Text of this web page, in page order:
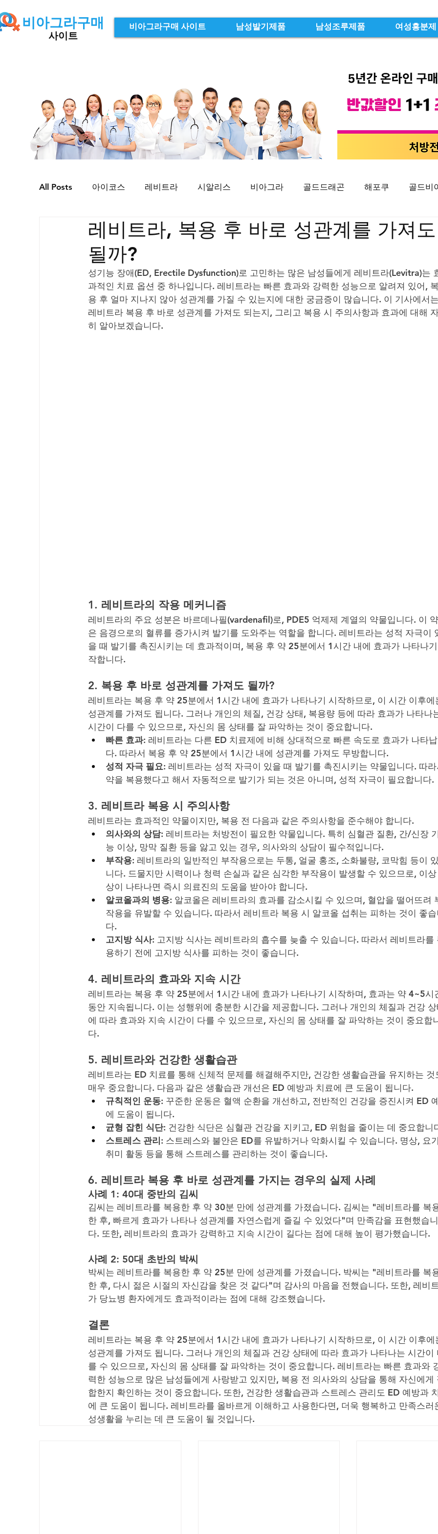
비아그라구매
사이트
비아그라구매 사이트 남성발기제품 남성조루제품 여성흥분제
All Posts 아이코스 레비트라 시알리스 비아그라 골드드래곤 해포쿠 골드비
골드시알리스 프릴리지 필름형센트립 비맥스 필름형비닉스 카마그라 칵스타
프로코밀
레비트라, 복용 후 바로 성관계를 가져도
될까?
성기능 장애(ED, Erectile Dysfunction)로 고민하는 많은 남성들에게 레비트라(Levitra)는
과적인 치료 옵션 중 하나입니다. 레비트라는 빠른 효과와 강력한 성능으로 알려져 있어, 복
용 후 얼마 지나지 않아 성관계를 가질 수 있는지에 대한 궁금증이 많습니다. 이 기사에서는
레비트라 복용 후 바로 성관계를 가져도 되는지, 그리고 복용 시 주의사항과 효과에 대해
히 알아보겠습니다.
1. 레비트라의 작용 메커니즘
레비트라의 주요 성분은 바르데나필(vardenafil)로, PDE5 억제제 계열의 약물입니다. 이
은 음경으로의 혈류를 증가시켜 발기를 도와주는 역할을 합니다. 레비트라는 성적 자극이
을 때 발기를 촉진시키는 데 효과적이며, 복용 후 약 25분에서 1시간 내에 효과가 나타나
작합니다.
2. 복용 후 바로 성관계를 가져도 될까?
레비트라는 복용 후 약 25분에서 1시간 내에 효과가 나타나기 시작하므로, 이 시간 이후에
성관계를 가져도 됩니다. 그러나 개인의 체질, 건강 상태, 복용량 등에 따라 효과가 나타나
시간이 다를 수 있으므로, 자신의 몸 상태를 잘 파악하는 것이 중요합니다.
빠른 효과: 레비트라는 다른 ED 치료제에 비해 상대적으로 빠른 속도로 효과가 나타
다. 따라서 복용 후 약 25분에서 1시간 내에 성관계를 가져도 무방합니다.
성적 자극 필요: 레비트라는 성적 자극이 있을 때 발기를 촉진시키는 약물입니다. 따라
약을 복용했다고 해서 자동적으로 발기가 되는 것은 아니며, 성적 자극이 필요합니다.
3. 레비트라 복용 시 주의사항
레비트라는 효과적인 약물이지만, 복용 전 다음과 같은 주의사항을 준수해야 합니다.
의사와의 상담: 레비트라는 처방전이 필요한 약물입니다. 특히 심혈관 질환, 간/신장
능 이상, 망막 질환 등을 앓고 있는 경우, 의사와의 상담이 필수적입니다.
부작용: 레비트라의 일반적인 부작용으로는 두통, 얼굴 홍조, 소화불량, 코막힘 등이
니다. 드물지만 시력이나 청력 손실과 같은 심각한 부작용이 발생할 수 있으므로, 이
상이 나타나면 즉시 의료진의 도움을 받아야 합니다.
알코올과의 병용: 알코올은 레비트라의 효과를 감소시킬 수 있으며, 혈압을 떨어뜨려
작용을 유발할 수 있습니다. 따라서 레비트라 복용 시 알코올 섭취는 피하는 것이 좋습
다.
고지방 식사: 고지방 식사는 레비트라의 흡수를 늦출 수 있습니다. 따라서 레비트라를
용하기 전에 고지방 식사를 피하는 것이 좋습니다.
4. 레비트라의 효과와 지속 시간
레비트라는 복용 후 약 25분에서 1시간 내에 효과가 나타나기 시작하며, 효과는 약 4~5시
동안 지속됩니다. 이는 성행위에 충분한 시간을 제공합니다. 그러나 개인의 체질과 건강 상
에 따라 효과와 지속 시간이 다를 수 있으므로, 자신의 몸 상태를 잘 파악하는 것이 중요합
다.
5. 레비트라와 건강한 생활습관
레비트라는 ED 치료를 통해 신체적 문제를 해결해주지만, 건강한 생활습관을 유지하는 것
매우 중요합니다. 다음과 같은 생활습관 개선은 ED 예방과 치료에 큰 도움이 됩니다.
규칙적인 운동: 꾸준한 운동은 혈액 순환을 개선하고, 전반적인 건강을 증진시켜 ED
에 도움이 됩니다.
균형 잡힌 식단: 건강한 식단은 심혈관 건강을 지키고, ED 위험을 줄이는 데 중요합니
스트레스 관리: 스트레스와 불안은 ED를 유발하거나 악화시킬 수 있습니다. 명상, 요
취미 활동 등을 통해 스트레스를 관리하는 것이 좋습니다.
6. 레비트라 복용 후 바로 성관계를 가지는 경우의 실제 사례
사례 1: 40대 중반의 김씨
김씨는 레비트라를 복용한 후 약 30분 만에 성관계를 가졌습니다. 김씨는 "레비트라를 복
한 후, 빠르게 효과가 나타나 성관계를 자연스럽게 즐길 수 있었다"며 만족감을 표현했습니
다. 또한, 레비트라의 효과가 강력하고 지속 시간이 길다는 점에 대해 높이 평가했습니다.
사례 2: 50대 초반의 박씨
박씨는 레비트라를 복용한 후 약 25분 만에 성관계를 가졌습니다. 박씨는 "레비트라를 복
한 후, 다시 젊은 시절의 자신감을 찾은 것 같다"며 감사의 마음을 전했습니다. 또한, 레비
가 당뇨병 환자에게도 효과적이라는 점에 대해 강조했습니다.
결론
레비트라는 복용 후 약 25분에서 1시간 내에 효과가 나타나기 시작하므로, 이 시간 이후에
성관계를 가져도 됩니다. 그러나 개인의 체질과 건강 상태에 따라 효과가 나타나는 시간이
를 수 있으므로, 자신의 몸 상태를 잘 파악하는 것이 중요합니다. 레비트라는 빠른 효과와
력한 성능으로 많은 남성들에게 사랑받고 있지만, 복용 전 의사와의 상담을 통해 자신에게
합한지 확인하는 것이 중요합니다. 또한, 건강한 생활습관과 스트레스 관리도 ED 예방과
에 큰 도움이 됩니다. 레비트라를 올바르게 이해하고 사용한다면, 더욱 행복하고 만족스러
성생활을 누리는 데 큰 도움이 될 것입니다.